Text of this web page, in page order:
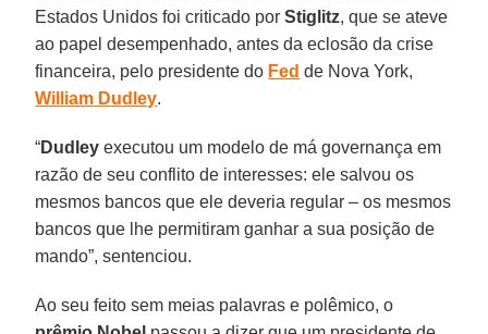
Estados Unidos foi criticado porStiglitz, que se ateve
ao papel desempenhado, antes da eclosão da crise
financeira, pelo presidente do Fed de Nova York,
William Dudley.
“Dudley executou um modelo de má governança em
razão de seu conflito de interesses: ele salvou os
mesmos bancos que ele deveria regular – os mesmos
bancos que lhe permitiram ganhar a sua posição de
mando”, sentenciou.
Ao seu feito sem meias palavras e polêmico, o